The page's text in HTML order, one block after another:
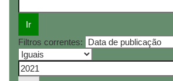
Filtros correntes: